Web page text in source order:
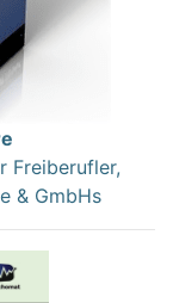
Freiberufler,
& GmbHs